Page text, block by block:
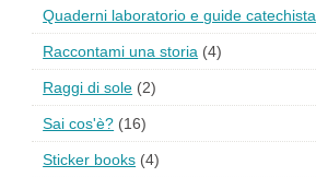
Quaderni laboratorio e guide catechista
Raccontami una storia (4)
Raggi di sole (2)
Sai cos'è? (16)
Sticker books (4)